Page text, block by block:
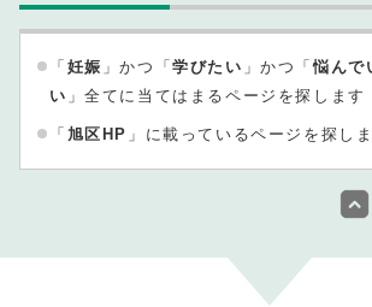
「 妊娠 」かつ「学びたい 」かつ「悩んで
い 」全てに当てはまるページを探します
「 旭区HP 」に載っているページを探し